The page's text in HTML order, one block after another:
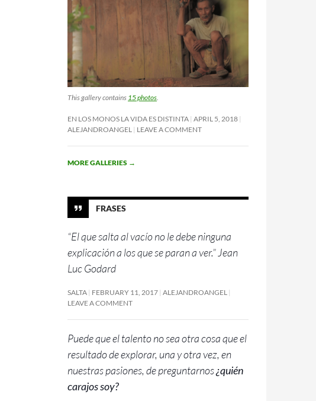
This gallery contains 15 photos.
EN LOS MONOS LA VIDA ES DISTINTA APRIL 5, 2018
ALEJANDROANGEL LEAVE A COMMENT
MORE GALLERIES →
FRASES
“El que salta al vacío no le debe ninguna
explicación a los que se paran a ver.” Jean
Luc Godard
SALTA FEBRUARY 11, 2017 ALEJANDROANGEL
LEAVE A COMMENT
Puede que el talento no sea otra cosa que el
resultado de explorar, una y otra vez, en
nuestras pasiones, de preguntarnos¿quién
carajos soy?